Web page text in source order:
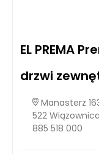
EL PREMA
drzwi
Manasterz
522
885 518 000